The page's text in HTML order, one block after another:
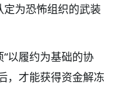
为恐怖组织的武装
以履约为基础的协
，才能获得资金解冻